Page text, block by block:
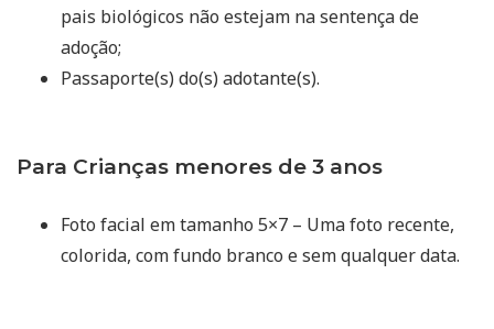
pais biológicos não estejam na sentença de
adoção;
Passaporte(s) do(s) adotante(s).
Para Crianças menores de 3 anos
Foto facial em tamanho 5×7 – Uma foto recente,
colorida, com fundo branco e sem qualquer data.